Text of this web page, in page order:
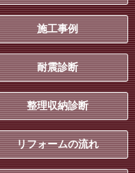
施工事例
耐震診断
整理収納診断
リフォームの流れ